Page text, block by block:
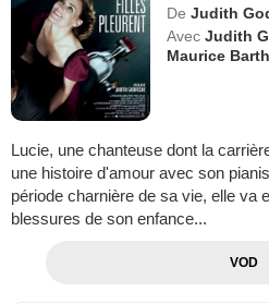
De Judith
Avec Judith
Maurice
Lucie, une chanteuse dont la
une histoire d'amour avec son
période charnière de sa vie, elle va
blessures de son enfance...
VOD